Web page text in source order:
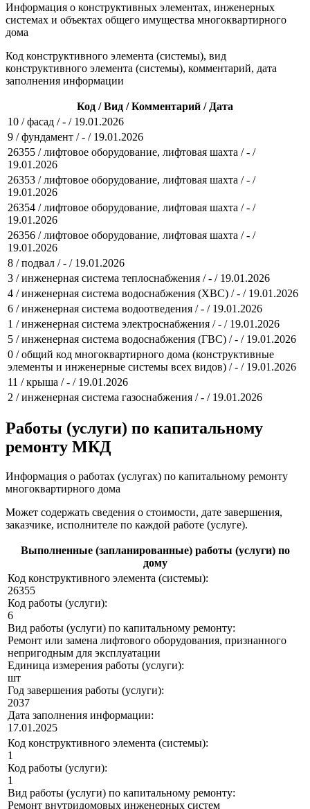
Информация о конструктивных элементах, инженерных
системах и объектах общего имущества многоквартирного
дома
Код конструктивного элемента (системы), вид
конструктивного элемента (системы), комментарий, дата
заполнения информации
Код / Вид / Комментарий / Дата
10 / фасад / - / 19.01.2026
9 / фундамент / - / 19.01.2026
26355 / лифтовое оборудование, лифтовая шахта / - /
19.01.2026
26353 / лифтовое оборудование, лифтовая шахта / - /
19.01.2026
26354 / лифтовое оборудование, лифтовая шахта / - /
19.01.2026
26356 / лифтовое оборудование, лифтовая шахта / - /
19.01.2026
8 / подвал / - / 19.01.2026
3 / инженерная система теплоснабжения / - / 19.01.2026
4 / инженерная система водоснабжения (ХВС) / - / 19.01.2026
6 / инженерная система водоотведения / - / 19.01.2026
1 / инженерная система электроснабжения / - / 19.01.2026
5 / инженерная система водоснабжения (ГВС) / - / 19.01.2026
0 / общий код многоквартирного дома (конструктивные
элементы и инженерные системы всех видов) / - / 19.01.2026
11 / крыша / - / 19.01.2026
2 / инженерная система газоснабжения / - / 19.01.2026
Работы (услуги) по капитальному
ремонту МКД
Информация о работах (услугах) по капитальному ремонту
многоквартирного дома
Может содержать сведения о стоимости, дате завершения,
заказчике, исполнителе по каждой работе (услуге).
Выполненные (запланированные) работы (услуги) по
дому
Код конструктивного элемента (системы):
26355
Код работы (услуги):
6
Вид работы (услуги) по капитальному ремонту:
Ремонт или замена лифтового оборудования, признанного
непригодным для эксплуатации
Единица измерения работы (услуги):
шт
Год завершения работы (услуги):
2037
Дата заполнения информации:
17.01.2025
Код конструктивного элемента (системы):
1
Код работы (услуги):
1
Вид работы (услуги) по капитальному ремонту:
Ремонт внутридомовых инженерных систем